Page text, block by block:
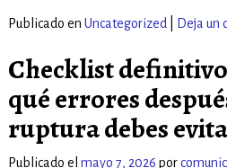
Publicado en Uncategorized Deja un
Checklist
qué errores
ruptura debes
Publicado el mayo 7, 2026 por